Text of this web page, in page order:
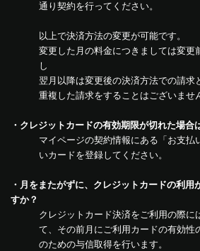
通り契約を行ってください。
以上で決済方法の変更が可能です。
変更した月の料金につきましては変更
し
翌月以降は変更後の決済方法での請求
重複した請求をすることはございませ
・クレジットカードの有効期限が切れた場合
マイページの契約情報にある「お支払
いカードを登録してください。
・月をまたがずに、クレジットカードの利用
すか？
クレジットカード決済をご利用の際に
て、その前月にご利用カードの有効性
のための与信取得を行います。